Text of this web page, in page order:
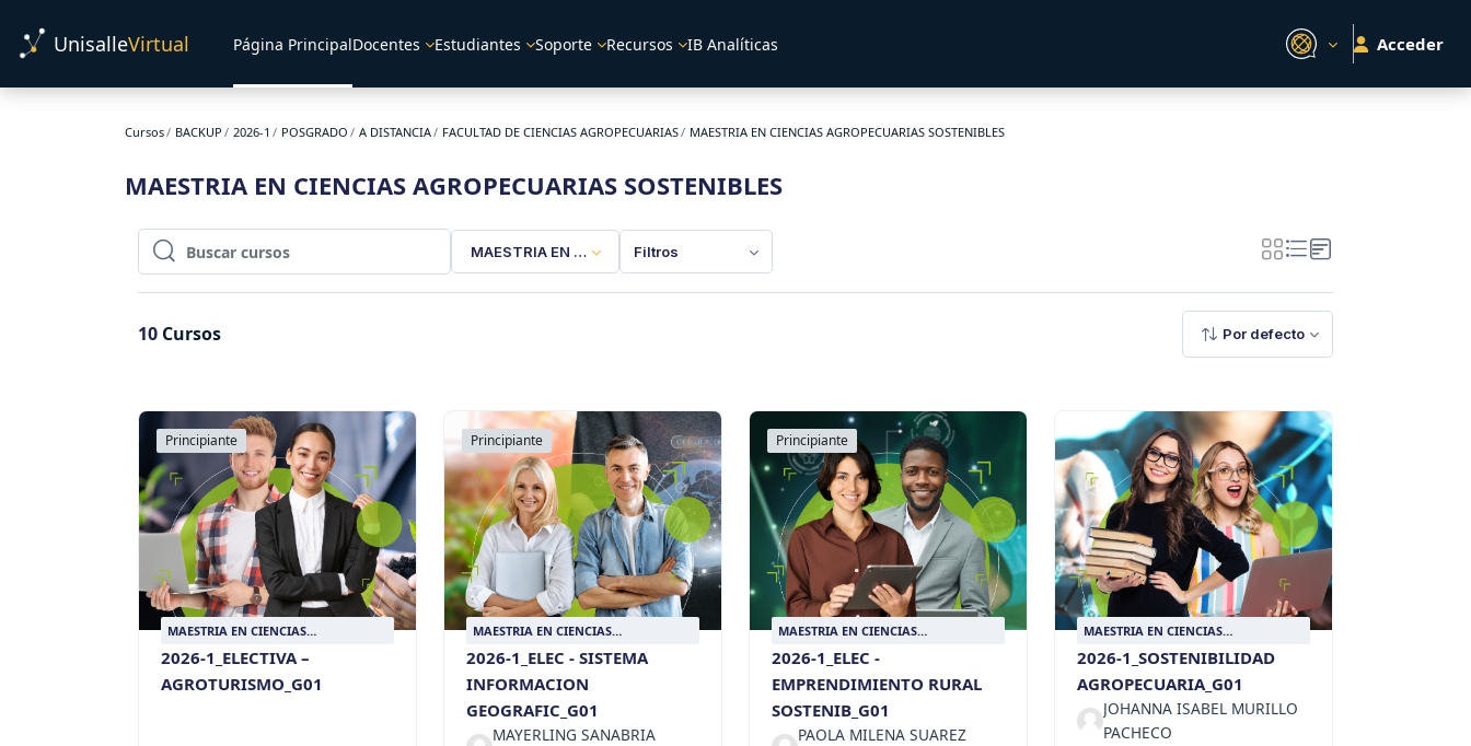
UnisalleVirtual Página PrincipalDocentes Estudiantes Soporte Recursos IB Analíticas Acceder
Cursos BACKUP 2026-1 POSGRADO A DISTANCIA FACULTAD DE CIENCIAS AGROPECUARIAS MAESTRIA EN CIENCIAS AGROPECUARIAS SOSTENIBLES
MAESTRIA EN CIENCIAS AGROPECUARIAS SOSTENIBLES
Buscar cursos
Buscar cursos MAESTRIA EN CIENCIAS AGROPECUARIAS SOSTENIBLES
Filtros
10 Cursos Por defecto
Principiante
MAESTRIA EN CIENCIAS
2026-1_ELECTIVA –
AGROTURISMO_G01
Principiante
MAESTRIA EN CIENCIAS
2026-1_ELEC - SISTEMA
INFORMACION
GEOGRAFIC_G01
MAYERLING SANABRIA
Principiante
MAESTRIA EN CIENCIAS
2026-1_ELEC -
EMPRENDIMIENTO RURAL
SOSTENIB_G01
PAOLA MILENA SUAREZ
MAESTRIA EN CIENCIAS
2026-1_SOSTENIBILIDAD
AGROPECUARIA_G01
JOHANNA ISABEL MURILLO
PACHECO